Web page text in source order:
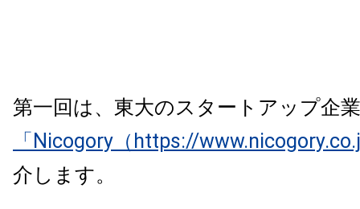
第一回は、東大のスタートアップ企
「Nicogory（https://
介します。